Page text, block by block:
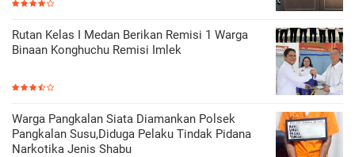
Rutan Kelas I Medan Berikan Remisi 1 Warga
Binaan Konghuchu Remisi Imlek
Warga Pangkalan Siata Diamankan Polsek
Pangkalan Susu,Diduga Pelaku Tindak Pidana
Narkotika Jenis Shabu